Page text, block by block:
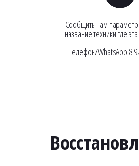
Сообщить нам
название техники где
Телефон/WhatsApp 8